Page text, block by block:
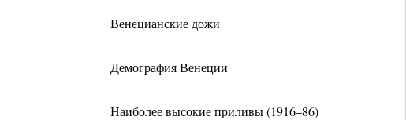
Венецианские дожи
Демография Венеции
Наиболее высокие приливы (1916–86)